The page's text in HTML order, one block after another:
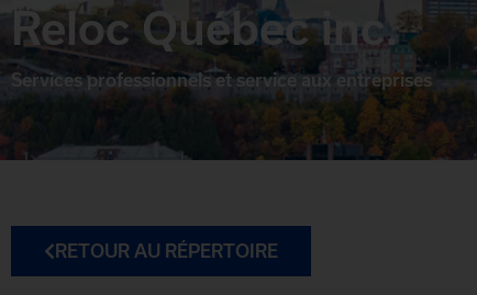
Reloc Québec inc.
Services professionnels et service aux entreprises
RETOUR AU RÉPERTOIRE